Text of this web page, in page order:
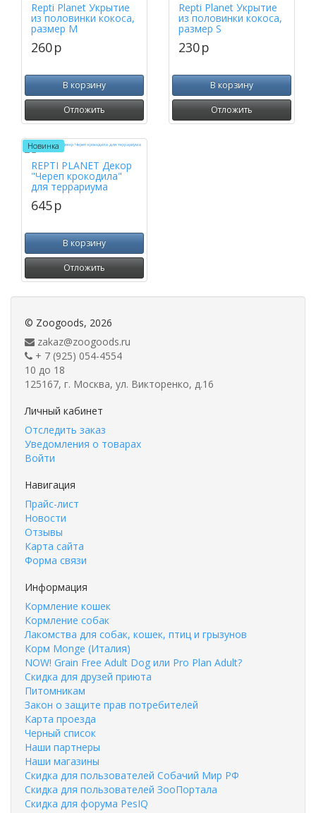
Repti Planet Укрытие
из половинки кокоса,
размер M
260p
В корзину
Отложить
Repti Planet Укрытие
из половинки кокоса,
размер S
230p
В корзину
Отложить
Новинка
REPTI PLANET Декор
"Череп крокодила"
для террариума
645p
В корзину
Отложить
© Zoogoods, 2026
zakaz@zoogoods.ru
+ 7 (925) 054-4554
10 до 18
125167, г. Москва, ул. Викторенко, д.16
Личный кабинет
Отследить заказ
Уведомления о товарах
Войти
Навигация
Прайс-лист
Новости
Отзывы
Карта сайта
Форма связи
Информация
Кормление кошек
Кормление собак
Лакомства для собак, кошек, птиц и грызунов
Корм Monge (Италия)
NOW! Grain Free Adult Dog или Pro Plan Adult?
Скидка для друзей приюта
Питомникам
Закон о защите прав потребителей
Карта проезда
Черный список
Наши партнеры
Наши магазины
Скидка для пользователей Собачий Мир РФ
Скидка для пользователей ЗооПортала
Скидка для форума PesIQ